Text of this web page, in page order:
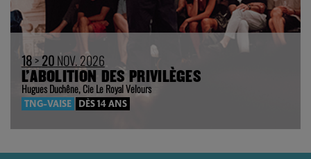
18>20NOV. 2026
L’ABOLITION DES PRIVILÈGES
Hugues Duchêne, Cie Le Royal Velours
TNG-VAISE DÈS 14 ANS